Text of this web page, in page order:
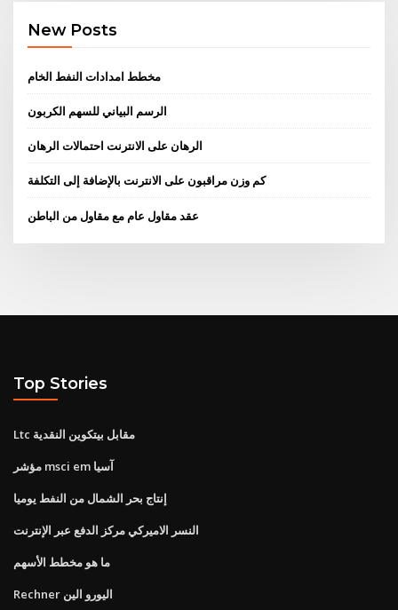
New Posts
مخطط امدادات النفط الخام
الرسم البياني للسهم الكربون
الرهان على الانترنت احتمالات الرهان
كم وزن مراقبون على الانترنت بالإضافة إلى التكلفة
عقد مقاول عام مع مقاول من الباطن
Top Stories
Ltc مقابل بيتكوين النقدية
مؤشر msci em آسيا
إنتاج بحر الشمال من النفط يوميا
النسر الاميركي مركز الدفع عبر الإنترنت
ما هو مخطط الأسهم
Rechner اليورو الين